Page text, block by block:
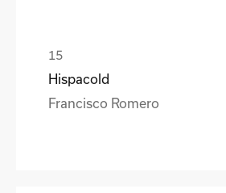
Hispacold
Francisco Romero